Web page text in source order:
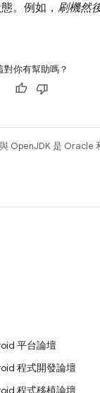
。例如， 刷機然
對你有幫助嗎？
OpenJDK 是 Oracle
平台論壇
程式開發論壇
程式移植論壇